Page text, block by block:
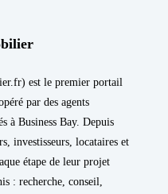
est le premier portail
par des agents
à Business Bay. Depuis
investisseurs, locataires et
étape de leur projet
: recherche, conseil,